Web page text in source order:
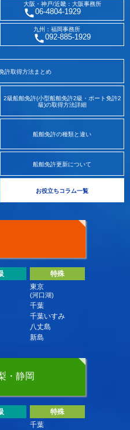
大阪・神戸/近畿：大阪事務所
06-4804-1929
九州：福岡事務所
092-885-1929
許取得方法まとめ
2級船舶免許(小型船舶免許2級・ボート免許2
級)の取得方法詳細
船舶免許の種類と違い
船舶免許更新について
お役立ちコラム一覧
特殊
東京
(河口湖)
千葉
千葉いすみ
八丈島
新島
・静岡
特殊
千葉